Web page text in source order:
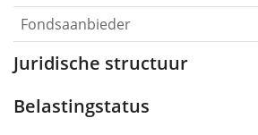
Fondsaanbieder
Juridische structuur
Belastingstatus